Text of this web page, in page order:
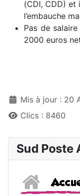
(CDI, CDD) et
l’embauche
Pas de
2000 euros
DétailsMis à jour : 20
Clics : 8460
Sud Poste